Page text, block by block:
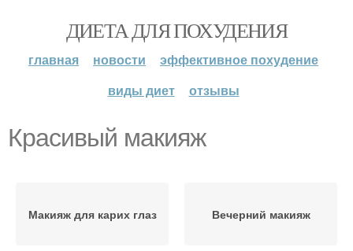
ДИЕТА ДЛЯ ПОХУДЕНИЯ
главная новости
эффективное похудение
виды диет
отзывы
Красивый макияж
Макияж для карих глаз Вечерний макияж